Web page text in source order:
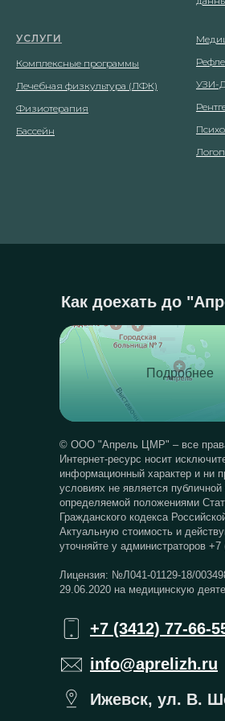
УСЛУГИ
Комплексные программы
Лечебная физкультура (ЛФК)
Физиотерапия
Бассейн
УЗИ-
Как доехать до
+7 (3412) 77-66-
info@aprelizh.ru
Ижевск, ул. В.
© ООО "Апрель ЦМР" – все
Интернет-ресурс носит
информационный характер и ни
условиях не является
определяемой положениями
Гражданского кодекса
Актуальную стоимость и
уточняйте у администраторов +7
Лицензия: №Л041-01129-18/
29.06.2020 на медицинскую
Подробнее